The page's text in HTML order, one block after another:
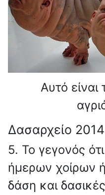
Αυτό
Δασαρχείο 2014
5. Το γεγονός
ήμερων χοίρων
δάση και